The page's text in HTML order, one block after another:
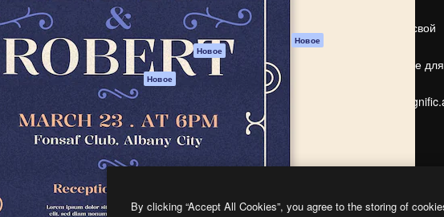
на основе ИИ
Стоковый контент
MCP для
Claude/ChatGPT
Новое
Агенты Новое
API
Мобильное
приложение
Все инструменты
Magnific
Политика
конфиденциальности
Оригиналы
Новое
Политика файлов
Центр доверия
Партнеры
Предприятие
Продайте свой
Помещение для
Ищете
By clicking “Accept All Cookies”, you agree to the storing of